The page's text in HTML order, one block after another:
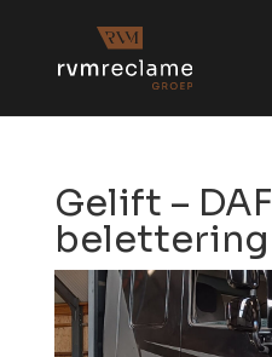
Gelift – DAF
belettering